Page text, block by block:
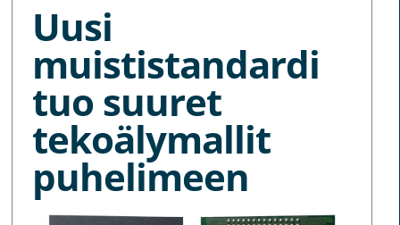
Uusi
muististandardi
tuo suuret
tekoälymallit
puhelimeen